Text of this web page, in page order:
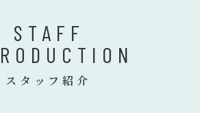
STAFF
スタッフ紹介